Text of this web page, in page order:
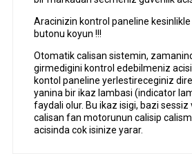
Aracinizin kontrol paneline
butonu koyun !!!
Otomatik calisan sistemin,
girmedigini kontrol edebilmeniz
kontol paneline yerlestireceginiz
yanina bir ikaz lambasi (indicator
faydali olur. Bu ikaz isigi, bazi
calisan fan motorunun calisip
acisinda cok isinize yarar.